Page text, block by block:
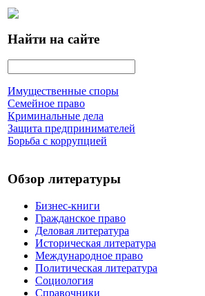
Найти на сайте
Имущественные споры
Семейное право
Криминальные дела
Защита предпринимателей
Борьба с коррупцией
Обзор литературы
Бизнес-книги
Гражданское право
Деловая литература
Историческая литература
Международное право
Политическая литература
Социология
Справочники